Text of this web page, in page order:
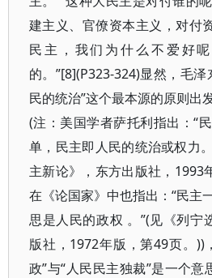
建主义、官僚资本主义，对付
民主，我们为什么不爱好
的。”[8](P323-324)显然，毛
民的统治”这个最本源的原则出
(注：美国学者萨托利指出：“
单，民主即人民的统治或权力
主新论》，东方出版社，1993
在《论国家》中也指出：“民主
思是人民的政权 。”(见《列宁
版社，1972年版，第49页。))
政”与“人民民主独裁”是一个